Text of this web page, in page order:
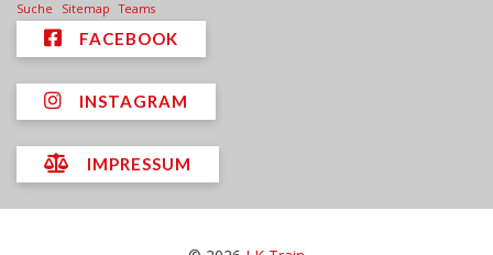
Suche Sitemap Teams
FACEBOOK
INSTAGRAM
IMPRESSUM